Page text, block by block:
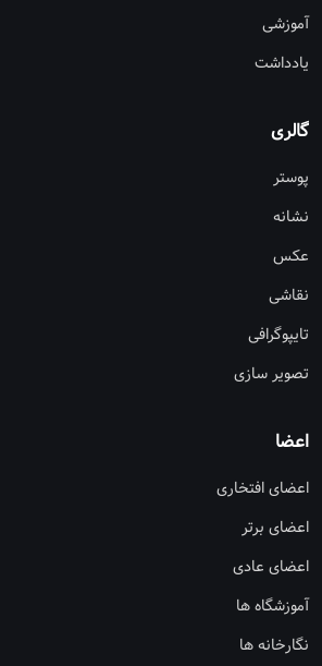
آموزشی
یادداشت
گالری
پوستر
نشانه
عکس
نقاشی
تایپوگرافی
تصویر سازی
اعضا
اعضای افتخاری
اعضای برتر
اعضای عادی
آموزشگاه ها
نگارخانه ها